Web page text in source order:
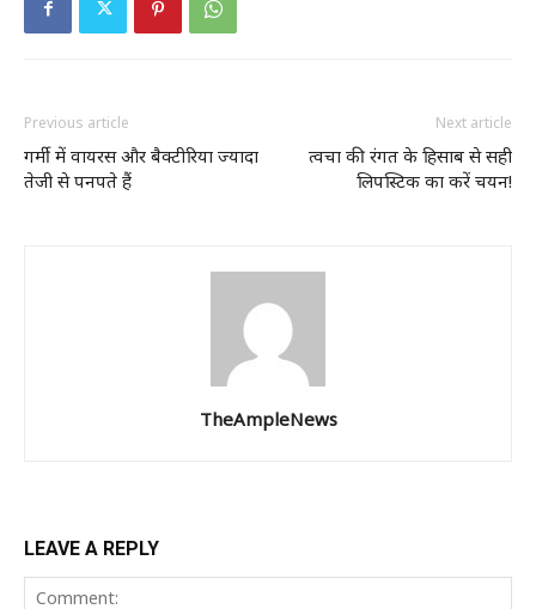
Previous article
गर्मी में वायरस और बैक्टीरिया ज्यादा
तेजी से पनपते हैं
Next article
त्वचा की रंगत के हिसाब से सही
लिपस्टिक का करें चयन!
TheAmpleNews
LEAVE A REPLY